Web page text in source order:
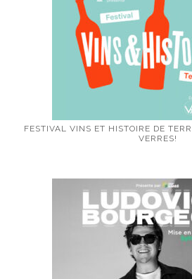
FESTIVAL VINS ET HISTOIRE DE
VERRES!